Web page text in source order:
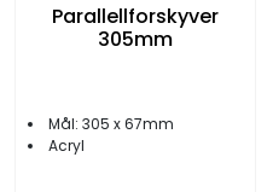
Parallellforskyver
305mm
Mål: 305 x 67mm
Acryl